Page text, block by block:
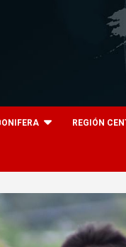
REGIÓN